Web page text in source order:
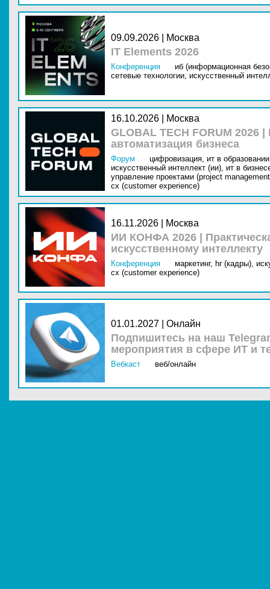
09.09.2026 | Москва
IT Elements 2026
Конференция
иб (информационная
сетевые технологии, искусственный
16.10.2026 | Москва
GLOBAL TECH FORUM
автоматизация бизнеса
Форум цифровизация, ит в
искусственный интеллект (ии), ит в
управление проектами (project
cx (customer experience)
16.11.2026 | Москва
ИИ КОНФА 2026 |
искусственному интеллекту
Конференция маркетинг, hr (кадры),
cx (customer experience)
01.01.2027 | Онлайн
Подпишитесь на наш
мероприятия в сфере ИТ и
Вебкаст веб/онлайн